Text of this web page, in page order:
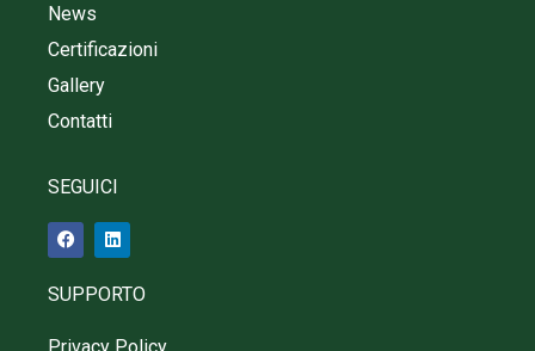
News
Certificazioni
Gallery
Contatti
SEGUICI
SUPPORTO